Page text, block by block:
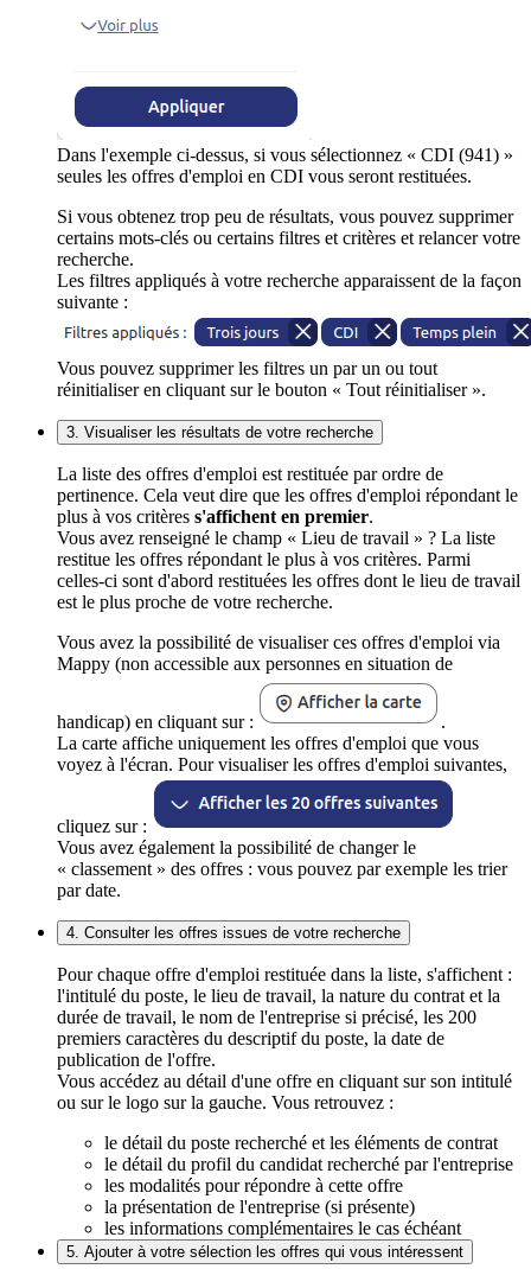
Dans l'exemple ci-dessus, si vous sélectionnez « CDI (941) »
seules les offres d'emploi en CDI vous seront restituées.
Si vous obtenez trop peu de résultats, vous pouvez supprimer
certains mots-clés ou certains filtres et critères et relancer votre
recherche.
Les filtres appliqués à votre recherche apparaissent de la façon
suivante :
Vous pouvez supprimer les filtres un par un ou tout
réinitialiser en cliquant sur le bouton « Tout réinitialiser ».
3. Visualiser les résultats de votre recherche
La liste des offres d'emploi est restituée par ordre de
pertinence. Cela veut dire que les offres d'emploi répondant le
plus à vos critères s'affichent en premier.
Vous avez renseigné le champ « Lieu de travail » ? La liste
restitue les offres répondant le plus à vos critères. Parmi
celles-ci sont d'abord restituées les offres dont le lieu de travail
est le plus proche de votre recherche.
Vous avez la possibilité de visualiser ces offres d'emploi via
Mappy (non accessible aux personnes en situation de
handicap) en cliquant sur :
.
La carte affiche uniquement les offres d'emploi que vous
voyez à l'écran. Pour visualiser les offres d'emploi suivantes,
cliquez sur :
Vous avez également la possibilité de changer le
« classement » des offres : vous pouvez par exemple les trier
par date.
4. Consulter les offres issues de votre recherche
Pour chaque offre d'emploi restituée dans la liste, s'affichent :
l'intitulé du poste, le lieu de travail, la nature du contrat et la
durée de travail, le nom de l'entreprise si précisé, les 200
premiers caractères du descriptif du poste, la date de
publication de l'offre.
Vous accédez au détail d'une offre en cliquant sur son intitulé
ou sur le logo sur la gauche. Vous retrouvez :
le détail du poste recherché et les éléments de contrat
le détail du profil du candidat recherché par l'entreprise
les modalités pour répondre à cette offre
la présentation de l'entreprise (si présente)
les informations complémentaires le cas échéant
5. Ajouter à votre sélection les offres qui vous intéressent